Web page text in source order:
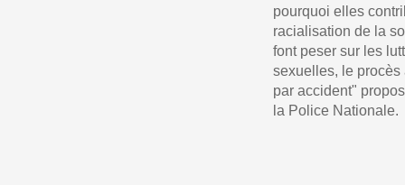
pourquoi elles
racialisation de la
font peser sur les
sexuelles, le
par accident"
la Police Nationale.